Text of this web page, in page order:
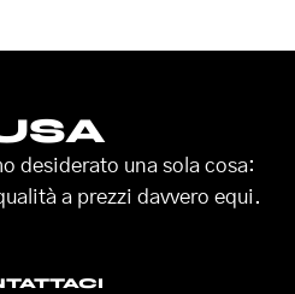
desiderato una sola cosa:
a prezzi davvero equi.